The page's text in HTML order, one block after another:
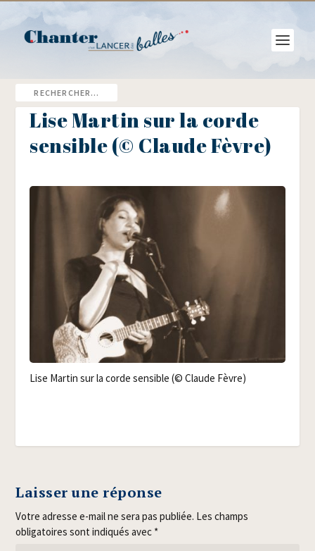
Lise Martin sur la corde
sensible (© Claude Fèvre)
Lise Mar­tin sur la corde sen­sible (© Claude Fèvre)
Laisser une réponse
Votre adresse e-mail ne sera pas publiée. Les champs
obligatoires sont indiqués avec *